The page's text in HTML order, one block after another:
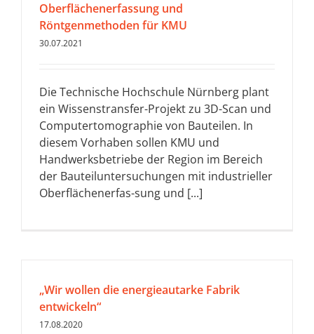
Oberflächenerfassung und
Röntgenmethoden für KMU
30.07.2021
Die Technische Hochschule Nürnberg plant
ein Wissenstransfer-Projekt zu 3D-Scan und
Computertomographie von Bauteilen. In
diesem Vorhaben sollen KMU und
Handwerksbetriebe der Region im Bereich
der Bauteiluntersuchungen mit industrieller
Oberflächenerfas-sung und [...]
„Wir wollen die energieautarke Fabrik
entwickeln“
17.08.2020